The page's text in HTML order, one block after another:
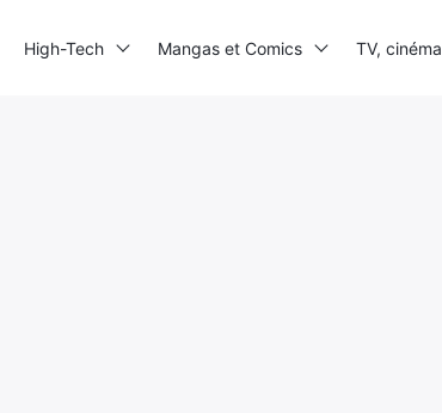
High-Tech Mangas et Comics TV, cinéma